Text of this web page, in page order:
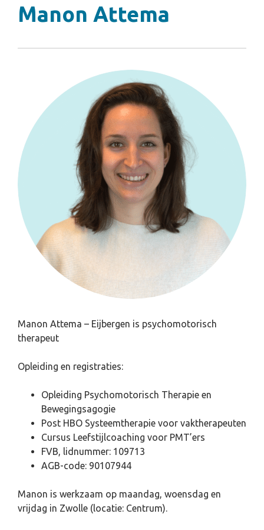
Manon Attema
Manon Attema – Eijbergen is psychomotorisch
therapeut
Opleiding en registraties:
Opleiding Psychomotorisch Therapie en
Bewegingsagogie
Post HBO Systeemtherapie voor vaktherapeuten
Cursus Leefstijlcoaching voor PMT’ers
FVB, lidnummer: 109713
AGB-code: 90107944
Manon is werkzaam op maandag, woensdag en
vrijdag in Zwolle (locatie: Centrum).